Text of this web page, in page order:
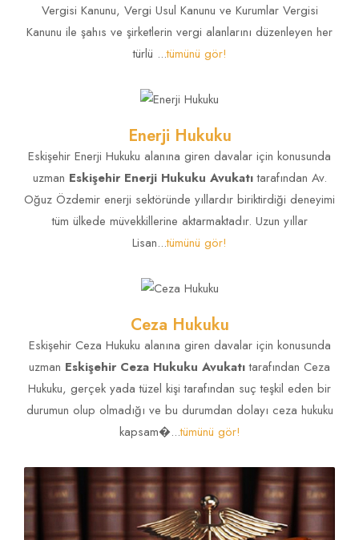
Eskişehir Kira davaları Avukatı yazdı!
Kiracının tahliyesi
TÜMÜNÜ GÖR!
Vergisi Kanunu, Vergi Usul Kanunu ve Kurumlar Vergisi
Kanunu ile şahıs ve şirketlerin vergi alanlarını düzenleyen her
türlü ...tümünü gör!
Enerji Hukuku
Eskişehir Enerji Hukuku alanına giren davalar için konusunda
uzman Eskişehir Enerji Hukuku Avukatıtarafından Av.
Oğuz Özdemir enerji sektöründe yıllardır biriktirdiği deneyimi
tüm ülkede müvekkillerine aktarmaktadır. Uzun yıllar
Lisan...tümünü gör!
Ceza Hukuku
Eskişehir Ceza Hukuku alanına giren davalar için konusunda
uzman Eskişehir Ceza Hukuku Avukatıtarafından Ceza
Hukuku, gerçek yada tüzel kişi tarafından suç teşkil eden bir
durumun olup olmadığı ve bu durumdan dolayı ceza hukuku
kapsam�...tümünü gör!